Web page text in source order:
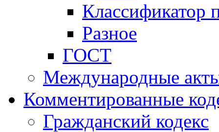
Классификатор
Разное
ГОСТ
Международные
Комментированные
Гражданский кодекс